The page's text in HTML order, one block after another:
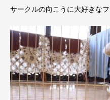
サークルの向こうに大好きな